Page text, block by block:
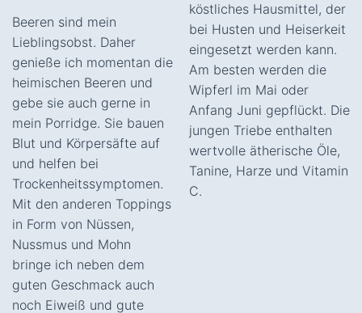
Beeren sind mein
Lieblingsobst. Daher
genieße ich momentan die
heimischen Beeren und
gebe sie auch gerne in
mein Porridge. Sie bauen
Blut und Körpersäfte auf
und helfen bei
Trockenheitssymptomen.
Mit den anderen Toppings
in Form von Nüssen,
Nussmus und Mohn
bringe ich neben dem
guten Geschmack auch
noch Eiweiß und gute
köstliches Hausmittel, der
bei Husten und Heiserkeit
eingesetzt werden kann.
Am besten werden die
Wipferl im Mai oder
Anfang Juni gepflückt. Die
jungen Triebe enthalten
wertvolle ätherische Öle,
Tanine, Harze und Vitamin
C.